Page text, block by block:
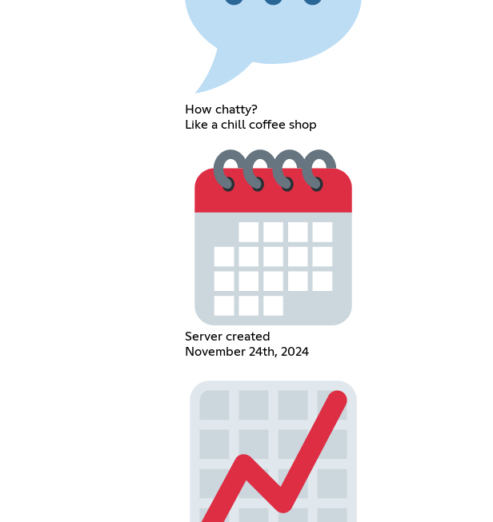
How chatty?
Like a chill coffee shop
Server created
November 24th, 2024